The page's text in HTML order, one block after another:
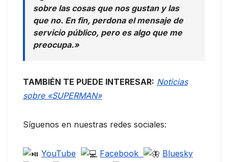
sobre las cosas que nos gustan y las
que no. En fin, perdona el mensaje de
servicio público, pero es algo que me
preocupa.»
TAMBIÉN TE PUEDE INTERESAR: Noticias
sobre «SUPERMAN»
Síguenos en nuestras redes sociales:
YouTube Facebook
Bluesky